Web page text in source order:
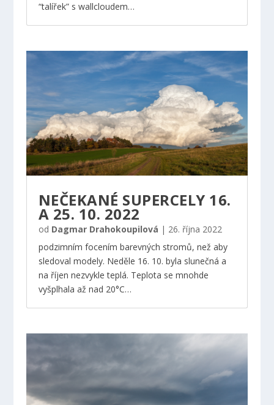
“talířek” s wallcloudem…
NEČEKANÉ SUPERCELY 16.
A 25. 10. 2022
od Dagmar Drahokoupilová | 26. října 2022
podzimním focením barevných stromů, než aby
sledoval modely. Neděle 16. 10. byla slunečná a
na říjen nezvykle teplá. Teplota se mnohde
vyšplhala až nad 20°C…